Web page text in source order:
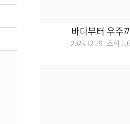
바다부터 우주
2023.12.29 조회